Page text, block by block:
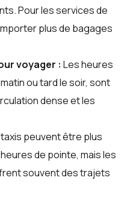
Pour les services de
plus de bagages
voyager : Les heures
ou tard le soir, sont
dense et les
peuvent être plus
de pointe, mais les
souvent des trajets